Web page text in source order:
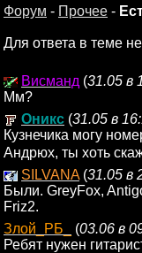
Форум - Прочее -
Для ответа в теме
Висманд (31.05 в
Мм?
Оникс (31.05 в
Кузнечика могу
Андрюх, ты хоть
SILVANA(31.05 в
Были. GreyFox,
Friz2.
Злой_РБ_
(03.06 в
Ребят нужен